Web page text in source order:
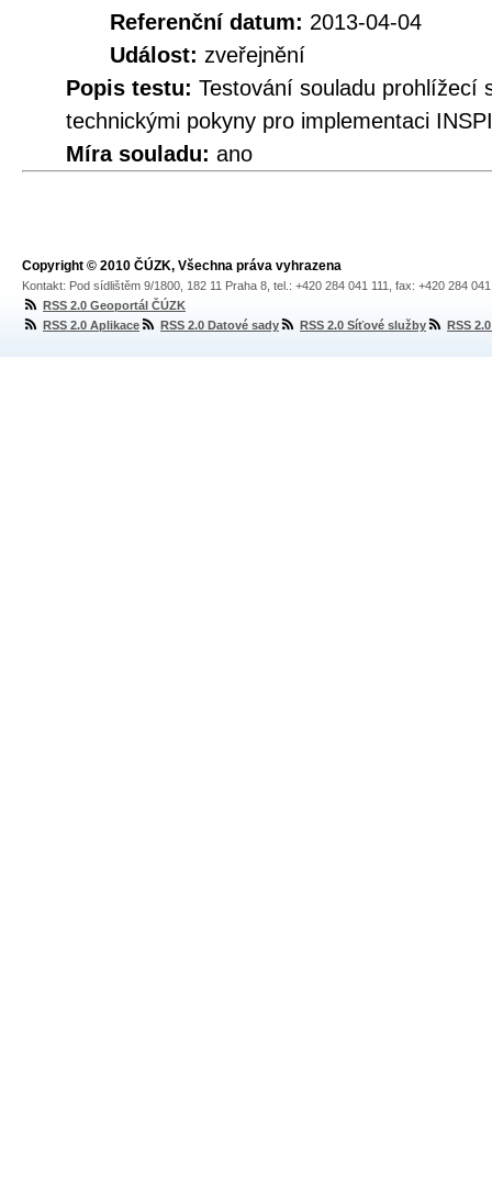
Referenční datum: 2013-04-04
Událost: zveřejnění
Popis testu: Testování souladu prohlížecí
technickými pokyny pro implementaci
Míra souladu: ano
Copyright © 2010 ČÚZK, Všechna práva vyhrazena
Kontakt: Pod sídlištěm 9/1800, 182 11 Praha 8, tel.: +420 284 041 111, fax: +420 284
RSS 2.0 Geoportál ČÚZK
RSS 2.0 Aplikace
RSS 2.0 Datové sady RSS 2.0 Síťové služby RSS